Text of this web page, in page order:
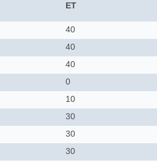
ET
40
40
40
0
10
30
30
30